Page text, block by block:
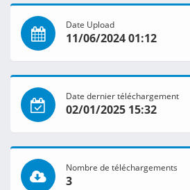
Date Upload
11/06/2024 01:12
Date dernier téléchargement
02/01/2025 15:32
Nombre de téléchargements
3